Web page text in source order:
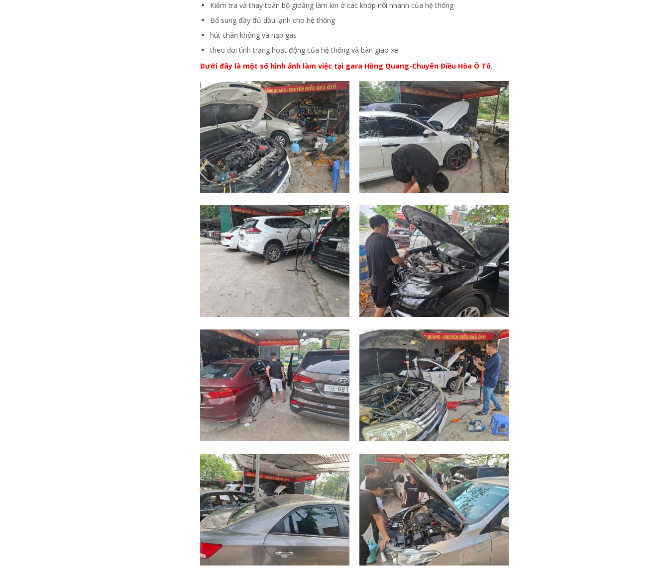
Kiểm tra và thay toàn bộ gioăng làm kín ở các khớp nối nhanh của hệ thống
Bổ sung đầy đủ dầu lạnh cho hệ thống
hút chân không và nạp gas
theo dõi tình trạng hoạt động của hệ thống và bàn giao xe.
Dưới đây là một số hình ảnh làm việc tại gara Hồng Quang-Chuyên Điều Hòa Ô Tô.